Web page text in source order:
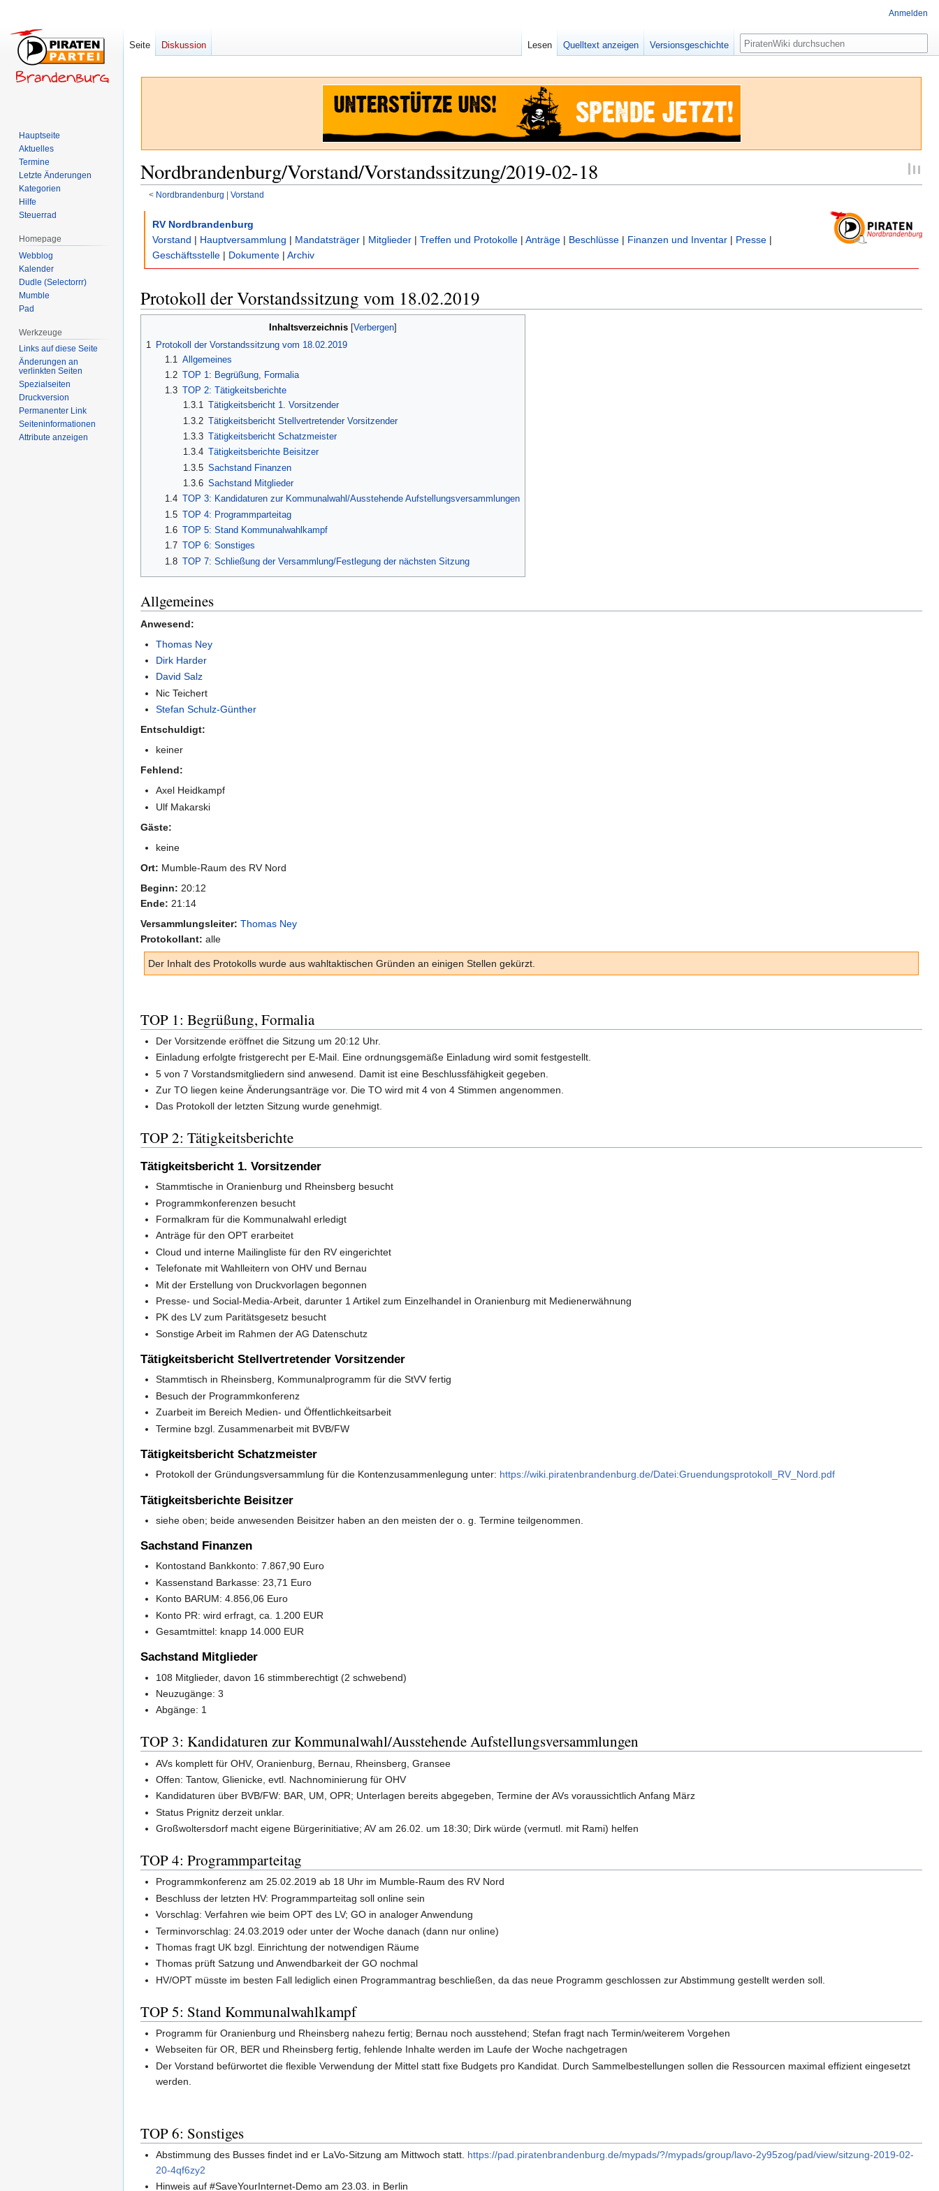
Nordbrandenburg/Vorstand/Vorstandssitzung/2019-02-18
< Nordbrandenburg ‎ | Vorstand
RV Nordbrandenburg
Vorstand | Hauptversammlung | Mandatsträger | Mitglieder | Treffen und Protokolle | Anträge | Beschlüsse | Finanzen und Inventar | Presse |
Geschäftsstelle | Dokumente | Archiv
Protokoll der Vorstandssitzung vom 18.02.2019
Inhaltsverzeichnis
1
Protokoll der Vorstandssitzung vom 18.02.2019
1.1 Allgemeines
1.2 TOP 1: Begrüßung, Formalia
1.3 TOP 2: Tätigkeitsberichte
1.3.1 Tätigkeitsbericht 1. Vorsitzender
1.3.2 Tätigkeitsbericht Stellvertretender Vorsitzender
1.3.3 Tätigkeitsbericht Schatzmeister
1.3.4 Tätigkeitsberichte Beisitzer
1.3.5 Sachstand Finanzen
1.3.6 Sachstand Mitglieder
1.4 TOP 3: Kandidaturen zur Kommunalwahl/Ausstehende Aufstellungsversammlungen
1.5 TOP 4: Programmparteitag
1.6 TOP 5: Stand Kommunalwahlkampf
1.7 TOP 6: Sonstiges
1.8 TOP 7: Schließung der Versammlung/Festlegung der nächsten Sitzung
Allgemeines
Anwesend:
Thomas Ney
Dirk Harder
David Salz
Nic Teichert
Stefan Schulz-Günther
Entschuldigt:
keiner
Fehlend:
Axel Heidkampf
Ulf Makarski
Gäste:
keine
Ort: Mumble-Raum des RV Nord
Beginn: 20:12
Ende: 21:14
Versammlungsleiter: Thomas Ney
Protokollant: alle
Der Inhalt des Protokolls wurde aus wahltaktischen Gründen an einigen Stellen gekürzt.
TOP 1: Begrüßung, Formalia
Der Vorsitzende eröffnet die Sitzung um 20:12 Uhr.
Einladung erfolgte fristgerecht per E-Mail. Eine ordnungsgemäße Einladung wird somit festgestellt.
5 von 7 Vorstandsmitgliedern sind anwesend. Damit ist eine Beschlussfähigkeit gegeben.
Zur TO liegen keine Änderungsanträge vor. Die TO wird mit 4 von 4 Stimmen angenommen.
Das Protokoll der letzten Sitzung wurde genehmigt.
TOP 2: Tätigkeitsberichte
Tätigkeitsbericht 1. Vorsitzender
Stammtische in Oranienburg und Rheinsberg besucht
Programmkonferenzen besucht
Formalkram für die Kommunalwahl erledigt
Anträge für den OPT erarbeitet
Cloud und interne Mailingliste für den RV eingerichtet
Telefonate mit Wahlleitern von OHV und Bernau
Mit der Erstellung von Druckvorlagen begonnen
Presse- und Social-Media-Arbeit, darunter 1 Artikel zum Einzelhandel in Oranienburg mit Medienerwähnung
PK des LV zum Paritätsgesetz besucht
Sonstige Arbeit im Rahmen der AG Datenschutz
Tätigkeitsbericht Stellvertretender Vorsitzender
Stammtisch in Rheinsberg, Kommunalprogramm für die StVV fertig
Besuch der Programmkonferenz
Zuarbeit im Bereich Medien- und Öffentlichkeitsarbeit
Termine bzgl. Zusammenarbeit mit BVB/FW
Tätigkeitsbericht Schatzmeister
Protokoll der Gründungsversammlung für die Kontenzusammenlegung unter: https://wiki.piratenbrandenburg.de/Datei:Gruendungsprotokoll_RV_Nord.pdf
Tätigkeitsberichte Beisitzer
siehe oben; beide anwesenden Beisitzer haben an den meisten der o. g. Termine teilgenommen.
Sachstand Finanzen
Kontostand Bankkonto: 7.867,90 Euro
Kassenstand Barkasse: 23,71 Euro
Konto BARUM: 4.856,06 Euro
Konto PR: wird erfragt, ca. 1.200 EUR
Gesamtmittel: knapp 14.000 EUR
Sachstand Mitglieder
108 Mitglieder, davon 16 stimmberechtigt (2 schwebend)
Neuzugänge: 3
Abgänge: 1
TOP 3: Kandidaturen zur Kommunalwahl/Ausstehende Aufstellungsversammlungen
AVs komplett für OHV, Oranienburg, Bernau, Rheinsberg, Gransee
Offen: Tantow, Glienicke, evtl. Nachnominierung für OHV
Kandidaturen über BVB/FW: BAR, UM, OPR; Unterlagen bereits abgegeben, Termine der AVs voraussichtlich Anfang März
Status Prignitz derzeit unklar.
Großwoltersdorf macht eigene Bürgerinitiative; AV am 26.02. um 18:30; Dirk würde (vermutl. mit Rami) helfen
TOP 4: Programmparteitag
Programmkonferenz am 25.02.2019 ab 18 Uhr im Mumble-Raum des RV Nord
Beschluss der letzten HV: Programmparteitag soll online sein
Vorschlag: Verfahren wie beim OPT des LV; GO in analoger Anwendung
Terminvorschlag: 24.03.2019 oder unter der Woche danach (dann nur online)
Thomas fragt UK bzgl. Einrichtung der notwendigen Räume
Thomas prüft Satzung und Anwendbarkeit der GO nochmal
HV/OPT müsste im besten Fall lediglich einen Programmantrag beschließen, da das neue Programm geschlossen zur Abstimmung gestellt werden soll.
TOP 5: Stand Kommunalwahlkampf
Programm für Oranienburg und Rheinsberg nahezu fertig; Bernau noch ausstehend; Stefan fragt nach Termin/weiterem Vorgehen
Webseiten für OR, BER und Rheinsberg fertig, fehlende Inhalte werden im Laufe der Woche nachgetragen
Der Vorstand befürwortet die flexible Verwendung der Mittel statt fixe Budgets pro Kandidat. Durch Sammelbestellungen sollen die Ressourcen maximal effizient eingesetzt
werden.
TOP 6: Sonstiges
Abstimmung des Busses findet ind er LaVo-Sitzung am Mittwoch statt. https://pad.piratenbrandenburg.de/mypads/?/mypads/group/lavo-2y95zog/pad/view/sitzung-2019-02-
20-4qf6zy2
Hinweis auf #SaveYourInternet-Demo am 23.03. in Berlin
Anmelden
Seite Diskussion Lesen Quelltext anzeigen Versionsgeschichte Suche
Hauptseite
Aktuelles
Termine
Letzte Änderungen
Kategorien
Hilfe
Steuerrad
Homepage
Webblog
Kalender
Dudle (Selectorrr)
Mumble
Pad
Werkzeuge
Links auf diese Seite
Änderungen an
verlinkten Seiten
Spezialseiten
Druckversion
Permanenter Link
Seiten­­informationen
Attribute anzeigen